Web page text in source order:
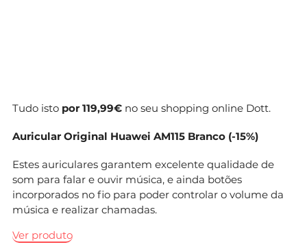
Tudo isto por 119,99€ no seu shopping online Dott.
Auricular Original Huawei AM115 Branco (-15%)
Estes auriculares garantem excelente qualidade de
som para falar e ouvir música, e ainda botões
incorporados no fio para poder controlar o volume da
música e realizar chamadas.
Ver produto